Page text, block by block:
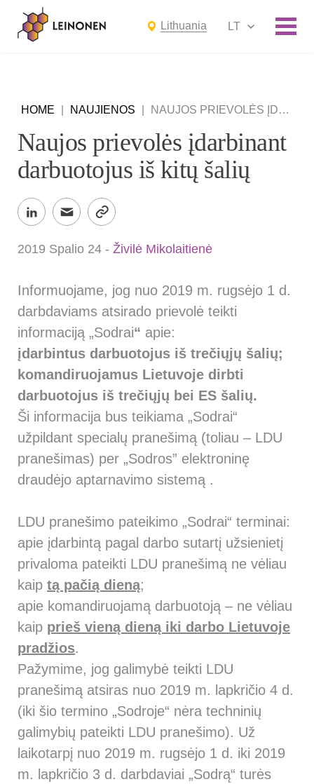
Lithuania LT
HOME NAUJIENOS NAUJOS PRIEVOLĖS ĮDARBINANT DARBUOTOJUS IŠ KITŲ ŠALIŲ
Naujos prievolės įdarbinant
darbuotojus iš kitų šalių
2019 Spalio 24 - Živilė Mikolaitienė
Informuojame, jog nuo 2019 m. rugsėjo 1 d.
darbdaviams atsirado prievolė teikti
informaciją „Sodrai“ apie:
įdarbintus darbuotojus iš trečiųjų šalių;
komandiruojamus Lietuvoje dirbti
darbuotojus iš trečiųjų bei ES šalių.
Ši informacija bus teikiama „Sodrai“
užpildant specialų pranešimą (toliau – LDU
pranešimas) per „Sodros” elektroninę
draudėjo aptarnavimo sistemą .
LDU pranešimo pateikimo „Sodrai“ terminai:
apie įdarbintą pagal darbo sutartį užsienietį
privaloma pateikti LDU pranešimą ne vėliau
kaip tą pačią dieną;
apie komandiruojamą darbuotoją – ne vėliau
kaip prieš vieną dieną iki darbo Lietuvoje
pradžios.
Pažymime, jog galimybė teikti LDU
pranešimą atsiras nuo 2019 m. lapkričio 4 d.
(iki šio termino „Sodroje“ nėra techninių
galimybių pateikti LDU pranešimo). Už
laikotarpį nuo 2019 m. rugsėjo 1 d. iki 2019
m. lapkričio 3 d. darbdaviai „Sodrą“ turės